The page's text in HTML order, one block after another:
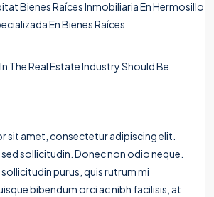
The Real Estate Industry Should Be
sit amet, consectetur adipiscing elit.
sollicitudin. Donec non odio neque.
purus, quis rutrum mi
bibendum orci ac nibh facilisis, at